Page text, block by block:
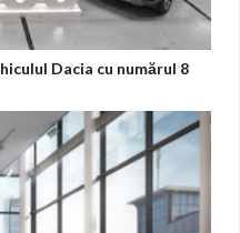
Dacia cu numărul 8